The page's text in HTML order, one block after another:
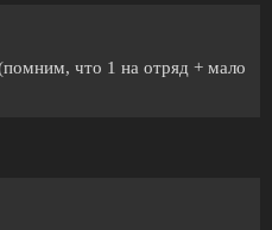
что 1 на отряд + мало